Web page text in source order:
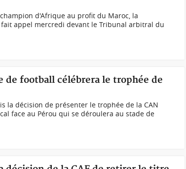
d'Afrique au profit du Maroc, la
fait appel mercredi devant le Tribunal arbitral du
de football célébrera le trophée de
la décision de présenter le trophée de la CAN
face au Pérou qui se déroulera au stade de